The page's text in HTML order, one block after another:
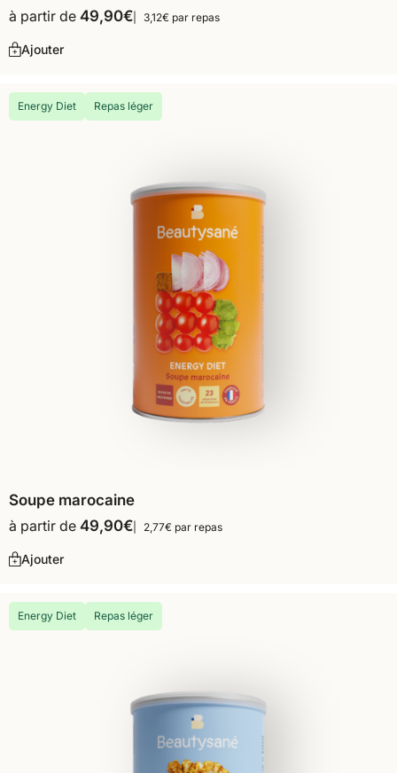
à partir de 49,90€ 3,12€ par repas
Ajouter
Energy Diet Repas léger
Soupe marocaine
à partir de 49,90€ 2,77€ par repas
Ajouter
Energy Diet Repas léger